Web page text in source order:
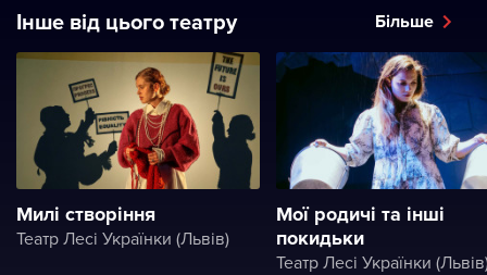
Інше від цього театру Більше
Милі створіння
Театр Лесі Українки (Львів)
Мої родичі та інші
покидьки
Театр Лесі Українки